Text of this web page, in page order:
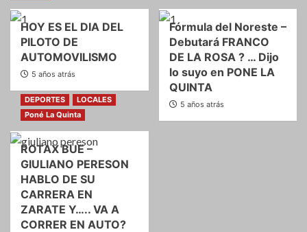
HOY ES EL DIA DEL
PILOTO DE
AUTOMOVILISMO
5 años atrás
Fórmula del Noreste –
Debutará FRANCO
DE LA ROSA ? … Dijo
lo suyo en PONE LA
QUINTA
5 años atrás
DEPORTES
LOCALES
Poné La Quinta
ROTAX BUE –
GIULIANO PERESON
HABLO DE SU
CARRERA EN
ZARATE Y….. VA A
CORRER EN AUTO?